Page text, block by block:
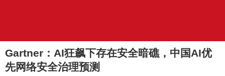
Gartner：AI狂飙下存在安全暗礁，中国AI优
先网络安全治理预测